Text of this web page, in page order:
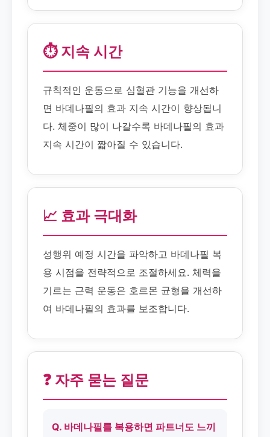
⏱️ 지속 시간
규칙적인 운동으로 심혈관 기능을 개선하
면 바데나필의 효과 지속 시간이 향상됩니
다. 체중이 많이 나갈수록 바데나필의 효과
지속 시간이 짧아질 수 있습니다.
📈 효과 극대화
성행위 예정 시간을 파악하고 바데나필 복
용 시점을 전략적으로 조절하세요. 체력을
기르는 근력 운동은 호르몬 균형을 개선하
여 바데나필의 효과를 보조합니다.
❓ 자주 묻는 질문
Q. 바데나필를 복용하면 파트너도 느끼